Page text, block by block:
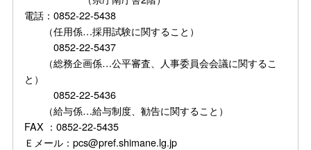
電話：0852-22-5438
（任用係…採用試験に関すること）
0852-22-5437
（総務企画係…公平審査、人事委員会会議に関するこ
と）
0852-22-5436
（給与係…給与制度、勧告に関すること）
FAX ：0852-22-5435
Ｅメール：pcs@pref.shimane.lg.jp